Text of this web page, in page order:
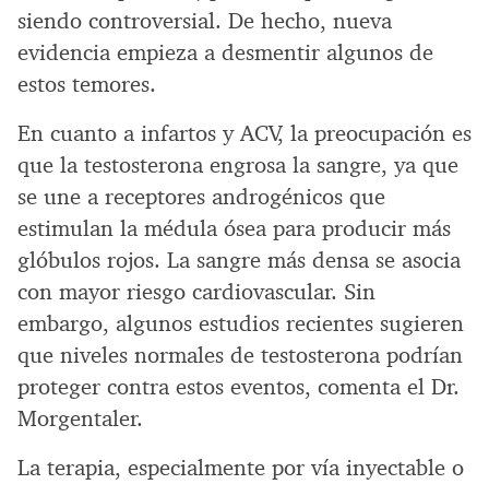
siendo controversial. De hecho, nueva
evidencia empieza a desmentir algunos de
estos temores.
En cuanto a infartos y ACV, la preocupación es
que la testosterona engrosa la sangre, ya que
se une a receptores androgénicos que
estimulan la médula ósea para producir más
glóbulos rojos. La sangre más densa se asocia
con mayor riesgo cardiovascular. Sin
embargo, algunos estudios recientes sugieren
que niveles normales de testosterona podrían
proteger contra estos eventos, comenta el Dr.
Morgentaler.
La terapia, especialmente por vía inyectable o